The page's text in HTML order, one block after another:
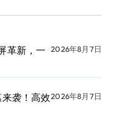
革新，一
2026年8月7日
袭！高效2026年8月7日